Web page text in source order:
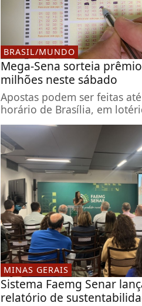
BRASIL/MUNDO
Mega-Sena sorteia
milhões neste sábado
Apostas podem ser feitas
horário de Brasília, em
MINAS GERAIS
Sistema Faemg Senar
relatório de